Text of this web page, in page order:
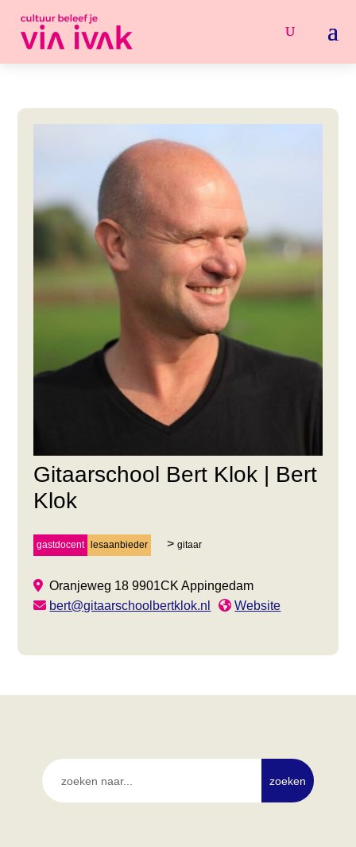
Gitaarschool Bert Klok | Bert
Klok
gastdocent lesaanbieder gitaar
Oranjeweg 18 9901CK Appingedam
bert@gitaarschoolbertklok.nl
Website